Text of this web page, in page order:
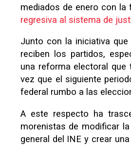
mediados de enero con la
regresiva al sistema de
Junto con la iniciativa
reciben los partidos,
una reforma electoral que
vez que el siguiente
federal rumbo a las
A este respecto ha
morenistas de modificar
general del INE y crear